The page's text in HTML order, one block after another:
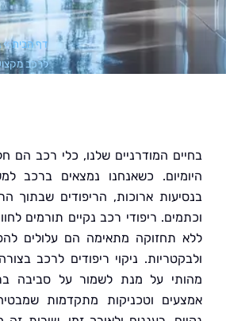
דף הבית »בלוג
לרכב מקצועי
המודרניים שלנו, כלי רכב הם חלק
כשאנחנו נמצאים ברכב למשך
ארוכות, הריפודים שבתוך הרכב
ריפודי רכב נקיים תורמים לחוויית
מתאימה הם עלולים להפוך
ניקוי ריפודים לרכב בצורה
על מנת לשמור על סביבה בריאה.
וטכניקות מתקדמות שמבטיחות